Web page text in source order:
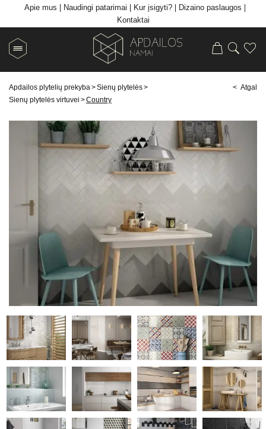
Apie mus Naudingi patarimai Kur įsigyti?
Dizaino paslaugos
Kontaktai
Apdailos plytelių prekyba >Sienų plytelės>
Sienų plytelės virtuvei >Country
< Atgal